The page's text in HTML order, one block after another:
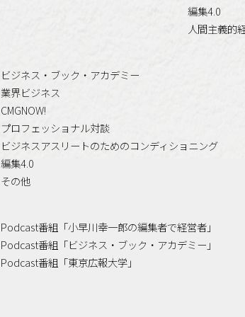
編集4.0
人間主義的
ビジネス・ブック・アカデミー
業界ビジネス
CMGNOW!
プロフェッショナル対談
ビジネスアスリートのためのコンディショニング
編集4.0
その他
Podcast番組「小早川幸一郎の編集者で経営者」
Podcast番組「ビジネス・ブック・アカデミー」
Podcast番組「東京広報大学」